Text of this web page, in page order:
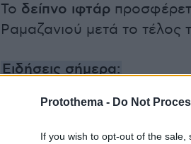
Protothema - Do Not
If you wish to opt-out of the
Το δείπνο ιφτάρ
Ραμαζανιού μετά το τέλος
Ειδήσεις σήμερα:
«Χτίζεται» το τείχος
πολιτών θα έχει πλήρη